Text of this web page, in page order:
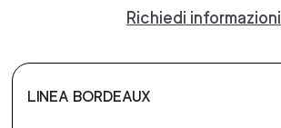
Richiedi informazioni
LINEA BORDEAUX